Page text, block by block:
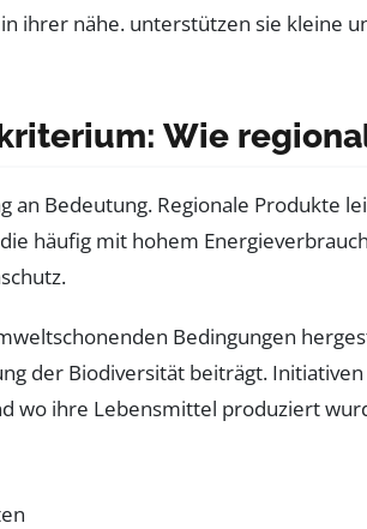
Wie
Bedeutung. Regionale Produkte
häufig mit hohem
Bedingungen
der Biodiversität beiträgt.
wo ihre Lebensmittel produziert